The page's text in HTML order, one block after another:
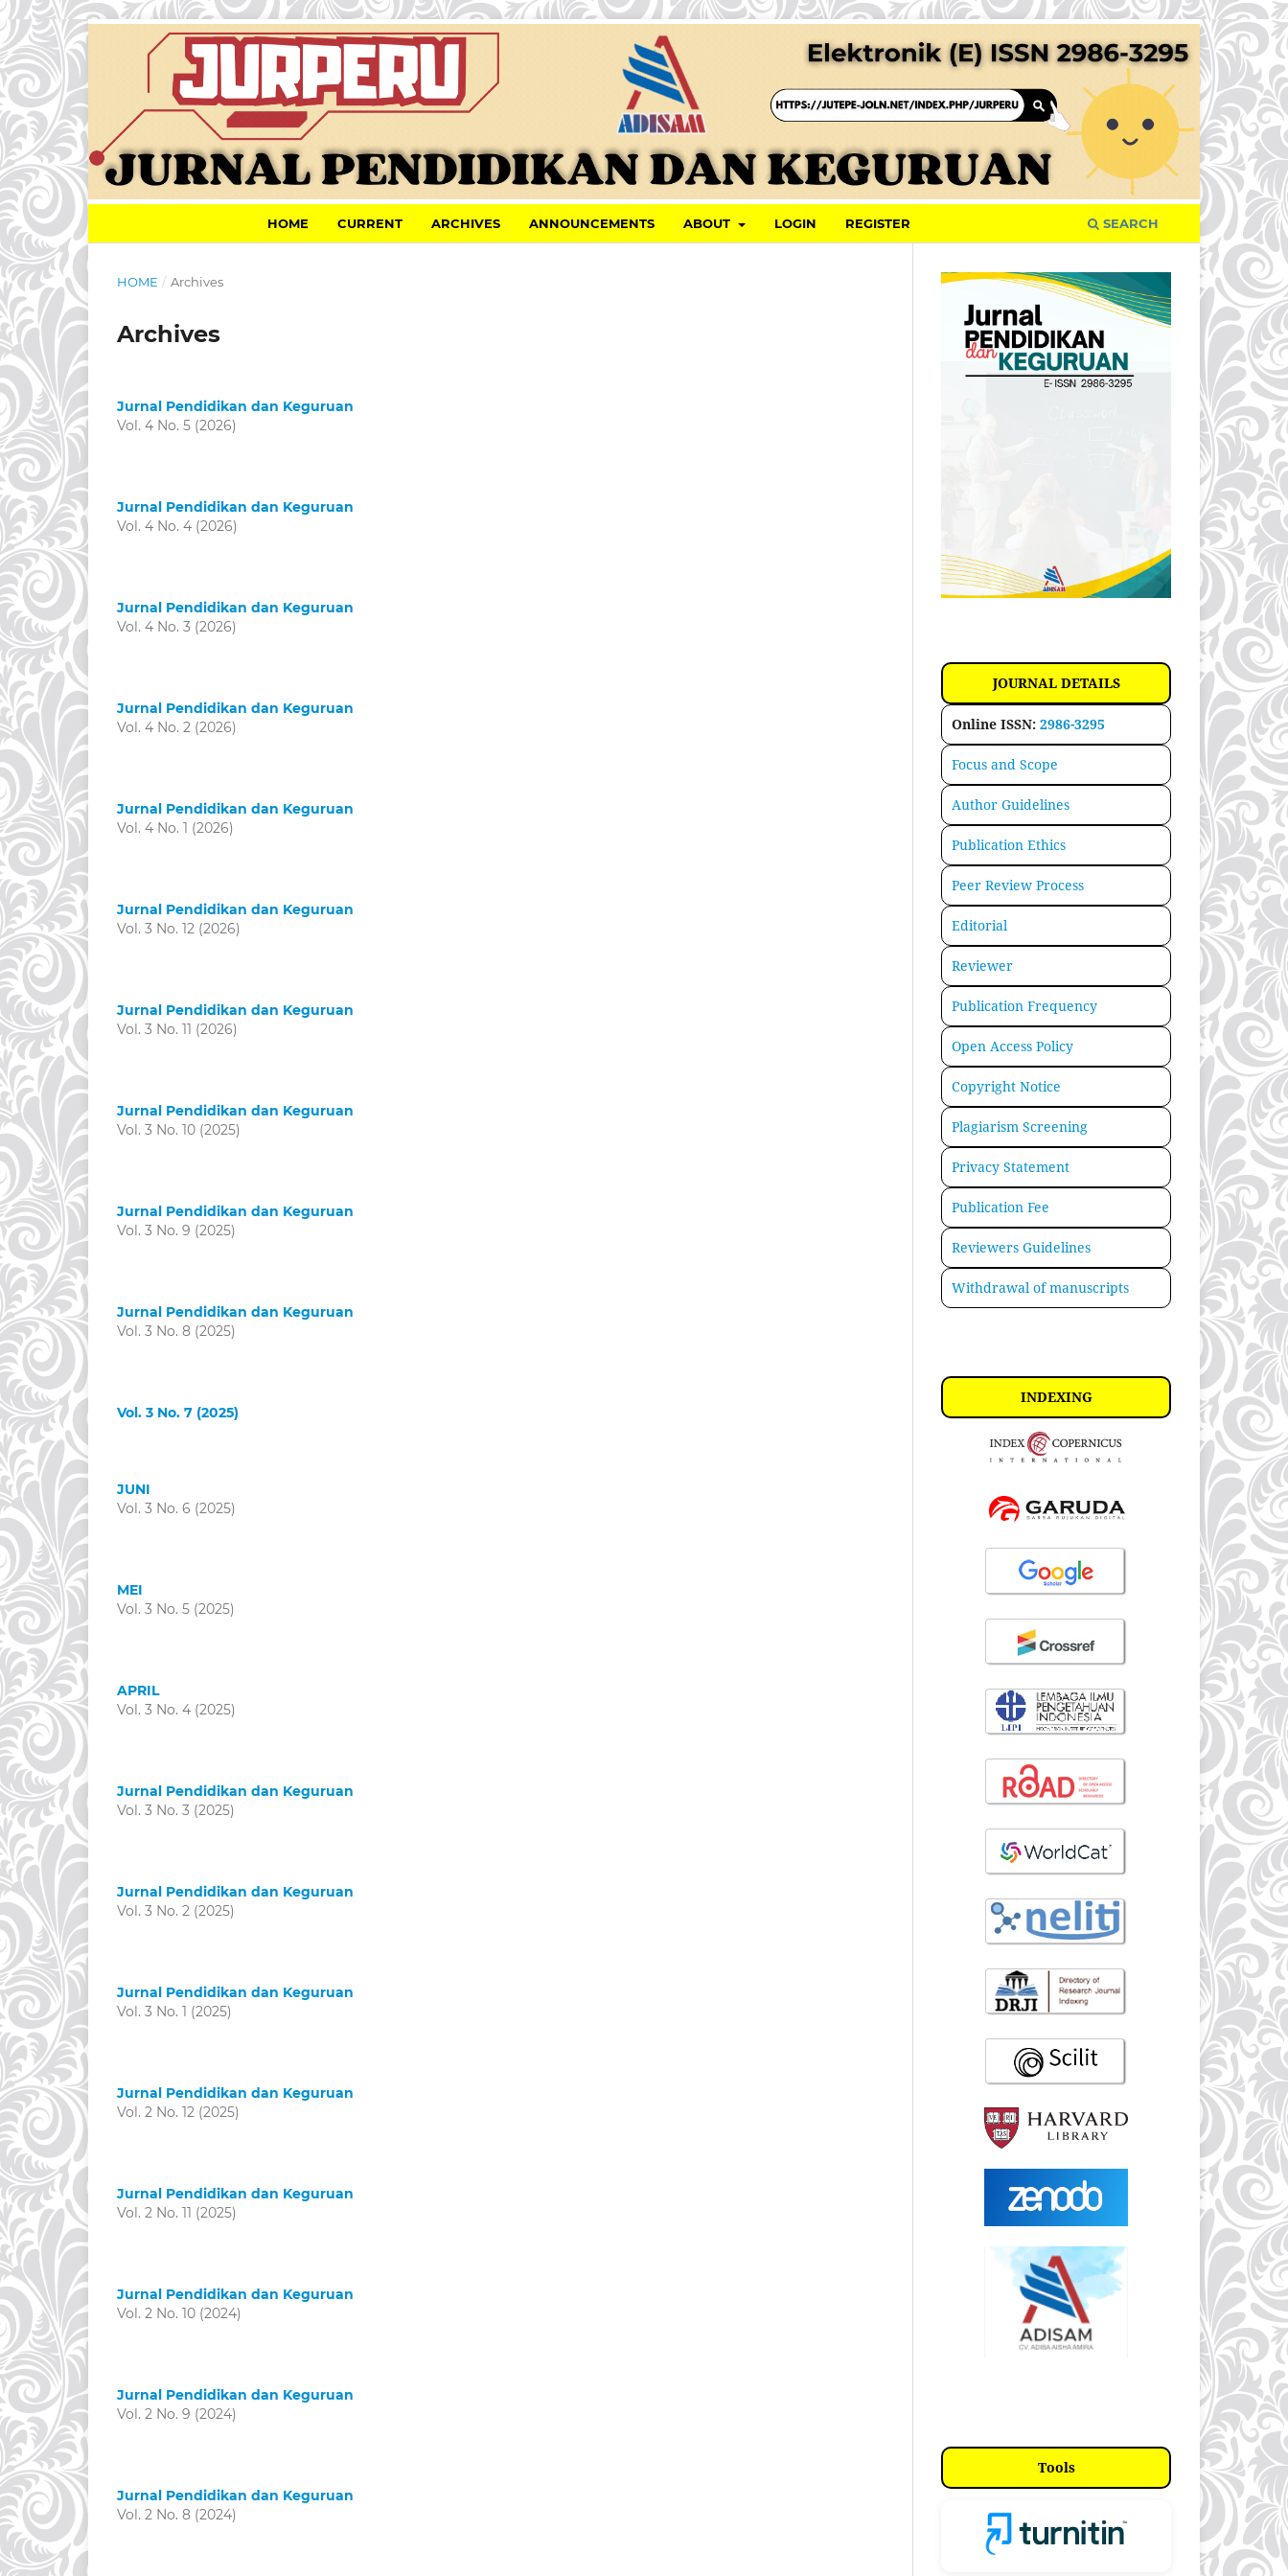
HOME CURRENT ARCHIVES ANNOUNCEMENTS ABOUT LOGIN REGISTER SEARCH
HOME / Archives
Archives
Jurnal Pendidikan dan Keguruan
Vol. 4 No. 5 (2026)
Jurnal Pendidikan dan Keguruan
Vol. 4 No. 4 (2026)
Jurnal Pendidikan dan Keguruan
Vol. 4 No. 3 (2026)
Jurnal Pendidikan dan Keguruan
Vol. 4 No. 2 (2026)
Jurnal Pendidikan dan Keguruan
Vol. 4 No. 1 (2026)
Jurnal Pendidikan dan Keguruan
Vol. 3 No. 12 (2026)
Jurnal Pendidikan dan Keguruan
Vol. 3 No. 11 (2026)
Jurnal Pendidikan dan Keguruan
Vol. 3 No. 10 (2025)
Jurnal Pendidikan dan Keguruan
Vol. 3 No. 9 (2025)
Jurnal Pendidikan dan Keguruan
Vol. 3 No. 8 (2025)
Vol. 3 No. 7 (2025)
JUNI
Vol. 3 No. 6 (2025)
MEI
Vol. 3 No. 5 (2025)
APRIL
Vol. 3 No. 4 (2025)
Jurnal Pendidikan dan Keguruan
Vol. 3 No. 3 (2025)
Jurnal Pendidikan dan Keguruan
Vol. 3 No. 2 (2025)
Jurnal Pendidikan dan Keguruan
Vol. 3 No. 1 (2025)
Jurnal Pendidikan dan Keguruan
Vol. 2 No. 12 (2025)
Jurnal Pendidikan dan Keguruan
Vol. 2 No. 11 (2025)
Jurnal Pendidikan dan Keguruan
Vol. 2 No. 10 (2024)
Jurnal Pendidikan dan Keguruan
Vol. 2 No. 9 (2024)
Jurnal Pendidikan dan Keguruan
Vol. 2 No. 8 (2024)
JOURNAL DETAILS
Online ISSN: 2986-3295
Focus and Scope
Author Guidelines
Publication Ethics
Peer Review Process
Editorial
Reviewer
Publication Frequency
Open Access Policy
Copyright Notice
Plagiarism Screening
Privacy Statement
Publication Fee
Reviewers Guidelines
Withdrawal of manuscripts
INDEXING
Tools